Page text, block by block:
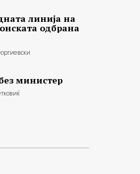
линија на
одбрана
министер